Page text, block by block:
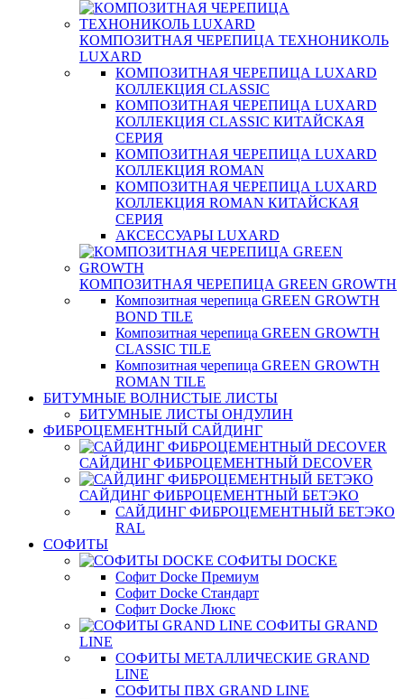
КОМПОЗИТНАЯ ЧЕРЕПИЦА ТЕХНОНИКОЛЬ
LUXARD
КОМПОЗИТНАЯ ЧЕРЕПИЦА LUXARD
КОЛЛЕКЦИЯ CLASSIC
КОМПОЗИТНАЯ ЧЕРЕПИЦА LUXARD
КОЛЛЕКЦИЯ CLASSIC КИТАЙСКАЯ
СЕРИЯ
КОМПОЗИТНАЯ ЧЕРЕПИЦА LUXARD
КОЛЛЕКЦИЯ ROMAN
КОМПОЗИТНАЯ ЧЕРЕПИЦА LUXARD
КОЛЛЕКЦИЯ ROMAN КИТАЙСКАЯ
СЕРИЯ
АКСЕССУАРЫ LUXARD
КОМПОЗИТНАЯ ЧЕРЕПИЦА GREEN GROWTH
Композитная черепица GREEN GROWTH
BOND TILE
Композитная черепица GREEN GROWTH
CLASSIC TILE
Композитная черепица GREEN GROWTH
ROMAN TILE
БИТУМНЫЕ ВОЛНИСТЫЕ ЛИСТЫ
БИТУМНЫЕ ЛИСТЫ ОНДУЛИН
ФИБРОЦЕМЕНТНЫЙ САЙДИНГ
САЙДИНГ ФИБРОЦЕМЕНТНЫЙ DECOVER
САЙДИНГ ФИБРОЦЕМЕНТНЫЙ БЕТЭКО
САЙДИНГ ФИБРОЦЕМЕНТНЫЙ БЕТЭКО
RAL
СОФИТЫ
СОФИТЫ DOCKE
Софит Docke Премиум
Софит Docke Стандарт
Софит Docke Люкс
СОФИТЫ GRAND
LINE
СОФИТЫ МЕТАЛЛИЧЕСКИЕ GRAND
LINE
СОФИТЫ ПВХ GRAND LINE